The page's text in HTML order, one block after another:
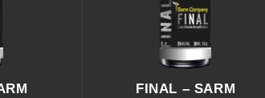
FINAL – SARM